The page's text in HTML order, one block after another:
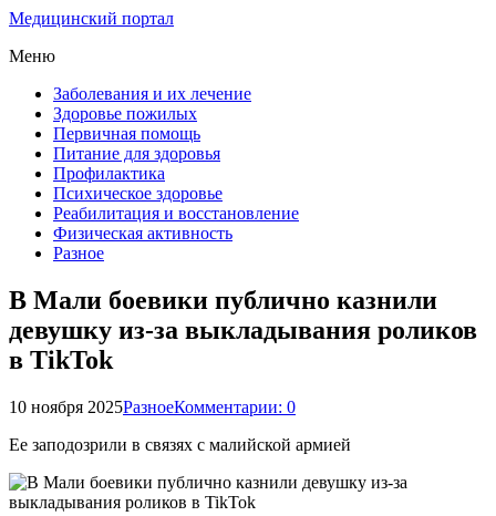
Медицинский портал
Меню
Заболевания и их лечение
Здоровье пожилых
Первичная помощь
Питание для здоровья
Профилактика
Психическое здоровье
Реабилитация и восстановление
Физическая активность
Разное
В Мали боевики публично казнили
девушку из-за выкладывания роликов
в TikTok
10 ноября 2025РазноеКомментарии: 0
Ее заподозрили в связях с малийской армией